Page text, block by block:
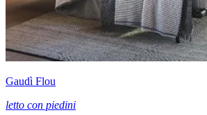
Gaudì Flou
letto con piedini